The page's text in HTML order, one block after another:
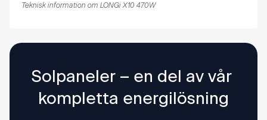
Teknisk information om LONGi X10 470W
Solpaneler – en del av vår
kompletta energilösning